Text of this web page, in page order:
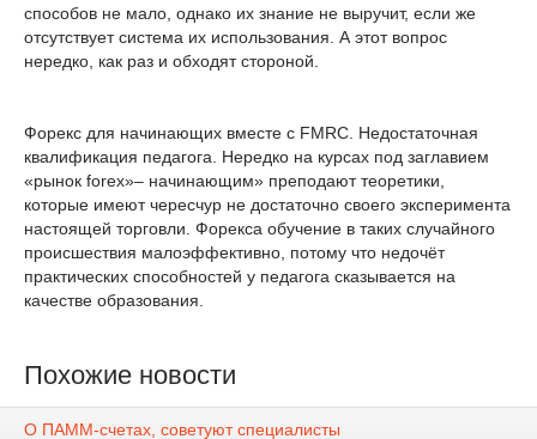
способов не мало, однако их знание не выручит, если же
отсутствует система их использования. А этот вопрос
нередко, как раз и обходят стороной.
Форекс для начинающих вместе с FMRC. Недостаточная
квалификация педагога. Нередко на курсах под заглавием
«рынок forex»– начинающим» преподают теоретики,
которые имеют чересчур не достаточно своего эксперимента
настоящей торговли. Форекса обучение в таких случайного
происшествия малоэффективно, потому что недочёт
практических способностей у педагога сказывается на
качестве образования.
Похожие новости
О ПАММ-счетах, советуют специалисты